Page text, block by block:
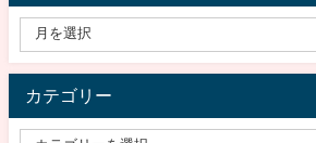
カテゴリー